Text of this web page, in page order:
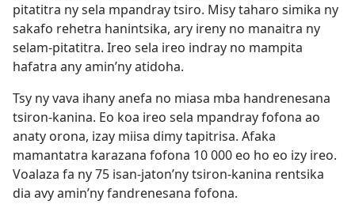
pitatitra ny sela mpandray tsiro. Misy taharo simika ny
sakafo rehetra hanintsika, ary ireny no manaitra ny
selam-pitatitra. Ireo sela ireo indray no mampita
hafatra any amin’ny atidoha.
Tsy ny vava ihany anefa no miasa mba handrenesana
tsiron-kanina. Eo koa ireo sela mpandray fofona ao
anaty orona, izay miisa dimy tapitrisa. Afaka
mamantatra karazana fofona 10 000 eo ho eo izy ireo.
Voalaza fa ny 75 isan-jaton’ny tsiron-kanina rentsika
dia avy amin’ny fandrenesana fofona.